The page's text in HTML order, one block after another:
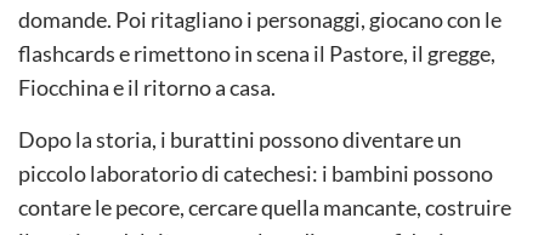
domande. Poi ritagliano i personaggi, giocano con le
flashcards e rimettono in scena il Pastore, il gregge,
Fiocchina e il ritorno a casa.
Dopo la storia, i burattini possono diventare un
piccolo laboratorio di catechesi: i bambini possono
contare le pecore, cercare quella mancante, costruire